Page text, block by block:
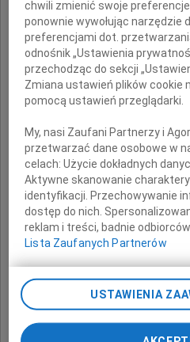
Z wielkim żalem żegnamy Andrzeja
przyznawanych przez Polski Komitet
Z ogromnym żalem i poczuciem
naszego przyjaciela. Rodzinie i Bliskim
Ogromnie zasmuceni ściskamy gorąco
niezwykłego Przyjaciela Pana
Krystynie Zachwatowicz wyrazy
Majewski
Smutkiem przepełniła mnie wieść o
szczerego współczucia Henryka
chwili zmienić swoje
ponownie wywołując narzędzie
preferencjami dot.
odnośnik „Ustawienia
przechodząc do sekcji
Zmiana ustawień plików cookie
pomocą ustawień przeglądarki.
My, nasi Zaufani Partnerzy i
przetwarzać dane osobowe w
celach:Użycie dokładnych
Aktywne skanowanie
identyfikacji. Przechowywanie
dostęp do nich.
reklam i treści, badnie odbiorców
Lista Zaufanych Partnerów
USTAWIENIA